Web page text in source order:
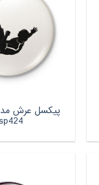
پیکسل عرش